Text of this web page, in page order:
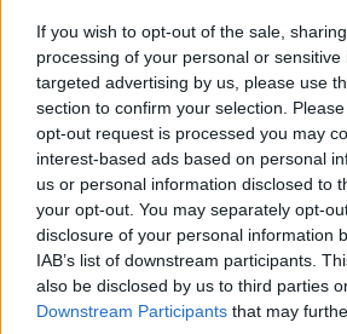
If you wish to opt-out of the sale,
processing of your personal or
targeted advertising by us, please use
section to confirm your selection.
opt-out request is processed you may
interest-based ads based on personal
us or personal information disclosed to
your opt-out. You may separately opt-
disclosure of your personal information
IAB’s list of downstream participants.
also be disclosed by us to third parties
Downstream Participants that may
DEBATT. Strandvägen är i
Stockholms […]
Annons: